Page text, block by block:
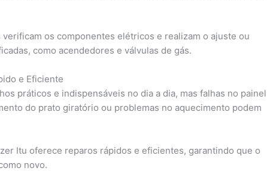
os componentes elétricos e realizam o ajuste ou
como acendedores e válvulas de gás.
e Eficiente
práticos e indispensáveis no dia a dia, mas falhas no painel
do prato giratório ou problemas no aquecimento podem
Itu oferece reparos rápidos e eficientes, garantindo que o
novo.